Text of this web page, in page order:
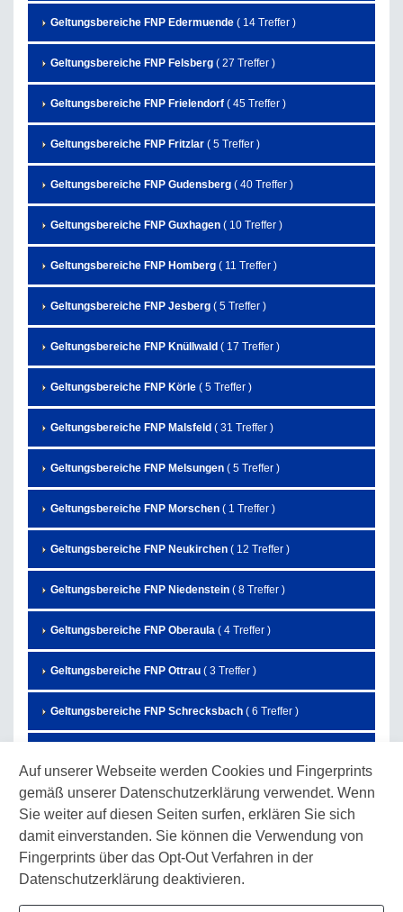
Auf unserer Webseite werden Cookies und Fingerprints
gemäß unserer Datenschutzerklärung verwendet. Wenn
Sie weiter auf diesen Seiten surfen, erklären Sie sich
damit einverstanden. Sie können die Verwendung von
Fingerprints über das Opt-Out Verfahren in der
Datenschutzerklärung deaktivieren.
Geltungsbereiche FNP Edermuende ( 14 Treffer )
Geltungsbereiche FNP Felsberg ( 27 Treffer )
Geltungsbereiche FNP Frielendorf ( 45 Treffer )
Geltungsbereiche FNP Fritzlar ( 5 Treffer )
Geltungsbereiche FNP Gudensberg ( 40 Treffer )
Geltungsbereiche FNP Guxhagen ( 10 Treffer )
Geltungsbereiche FNP Homberg ( 11 Treffer )
Geltungsbereiche FNP Jesberg ( 5 Treffer )
Geltungsbereiche FNP Knüllwald ( 17 Treffer )
Geltungsbereiche FNP Körle ( 5 Treffer )
Geltungsbereiche FNP Malsfeld ( 31 Treffer )
Geltungsbereiche FNP Melsungen ( 5 Treffer )
Geltungsbereiche FNP Morschen ( 1 Treffer )
Geltungsbereiche FNP Neukirchen ( 12 Treffer )
Geltungsbereiche FNP Niedenstein ( 8 Treffer )
Geltungsbereiche FNP Oberaula ( 4 Treffer )
Geltungsbereiche FNP Ottrau ( 3 Treffer )
Geltungsbereiche FNP Schrecksbach ( 6 Treffer )
Geltungsbereiche FNP Schwarzenborn( 7 Treffer )
Geltungsbereiche FNP Spangenberg( 3 Treffer )
Geltungsbereiche FNP Wabern( 10 Treffer )